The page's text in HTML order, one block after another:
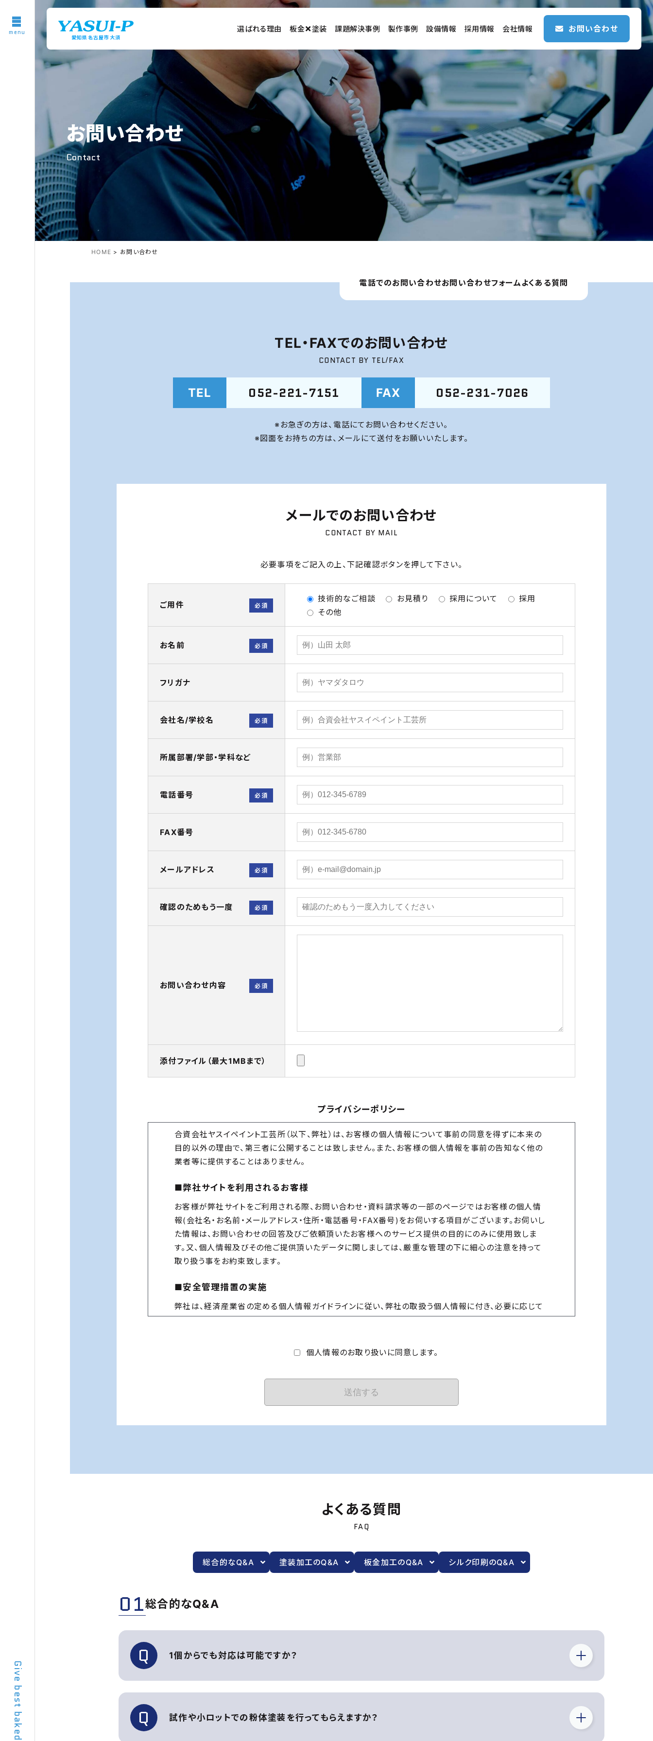
愛知県名古屋市大須
選ばれる理由 板金 塗装 課題解決事例 製作事例 設備情報 採用情報 会社情報 お問い合わせ
お問い合わせ
Contact
HOME > お問い合わせ
電話でのお問い合わせお問い合わせフォーム よくある質問
TEL・FAXでのお問い合わせ
CONTACT BY TEL/FAX
TEL 052-221-7151 FAX 052-231-7026
※お急ぎの方は、電話にてお問い合わせください。
※図面をお持ちの方は、メールにて送付をお願いいたします。
メールでのお問い合わせ
CONTACT BY MAIL
必要事項をご記入の上、下記確認ボタンを押して下さい。
ご用件 必須
技術的なご相談 お見積り 採用について
採用
その他
お名前 必須
フリガナ
会社名/学校名 必須
所属部署/学部・学科など
電話番号 必須
FAX番号
メールアドレス 必須
確認のためもう一度 必須
お問い合わせ内容 必須
添付ファイル（最大1MBまで）
プライバシーポリシー
合資会社ヤスイペイント工芸所（以下、弊社）は、お客様の個人情報について事前の同意を得ずに本来の
目的以外の理由で、第三者に公開することは致しません。また、お客様の個人情報を事前の告知なく他の
業者等に提供することはありません。
■弊社サイトを利用されるお客様
お客様が弊社サイトをご利用される際、お問い合わせ・資料請求等の一部のページではお客様の個人情
報(会社名・お名前・メールアドレス・住所・電話番号・FAX番号)をお伺いする項目がございます。お伺いし
た情報は、お問い合わせの回答及びご依頼頂いたお客様へのサービス提供の目的にのみに使用致しま
す。又、個人情報及びその他ご提供頂いたデータに関しましては、厳重な管理の下に細心の注意を持って
取り扱う事をお約束致します。
■安全管理措置の実施
弊社は、経済産業省の定める個人情報ガイドラインに従い、弊社の取扱う個人情報に付き、必要に応じて
拠を保全し、その原因を追跡できるような体制を構築して、迅速かつ適切に対処する等、最大限の努力を
弊社に対する苦情、弊社の保有個人データに対する開示請求等の各種手続きやその手数料に関するご質
の個人情報を保有するご本人様であることを確認させて頂くため、弊社からの回答に先立ち、一定の質問
■個人情報の開示
ることは致しません。
人の生命、身体及び財産等に対する危険があり、緊急の必要性がある場合
■Cookie：クッキーについて
Cookie(クッキー)は、お客様が弊社サイトを再度訪問された際、より便利に当サイトを閲覧して頂くため
個人情報のお取り扱いに同意します。
よくある質問
FAQ
総合的なQ&A 塗装加工のQ&A 板金加工のQ&A シルク印刷のQ&A
01総合的なQ&A
Q 1個からでも対応は可能ですか？
Q 試作や小ロットでの粉体塗装を行ってもらえますか？
menu